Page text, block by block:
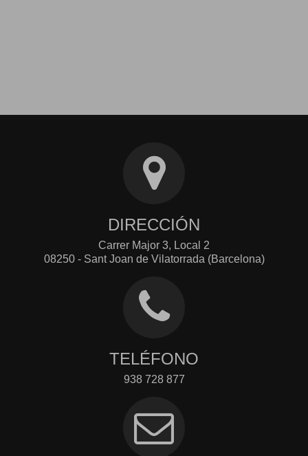
DIRECCIÓN
Carrer Major 3, Local 2
08250 - Sant Joan de Vilatorrada (Barcelona)
TELÉFONO
938 728 877